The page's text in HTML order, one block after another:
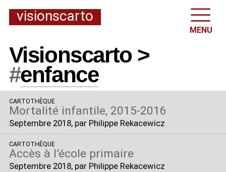
visionscarto
MENU
Visionscarto >
#enfance
CARTOTHÈQUE
Mortalité infantile, 2015-2016
Septembre 2018, par Philippe Rekacewicz
CARTOTHÈQUE
Accès à l’école primaire
Septembre 2018, par Philippe Rekacewicz